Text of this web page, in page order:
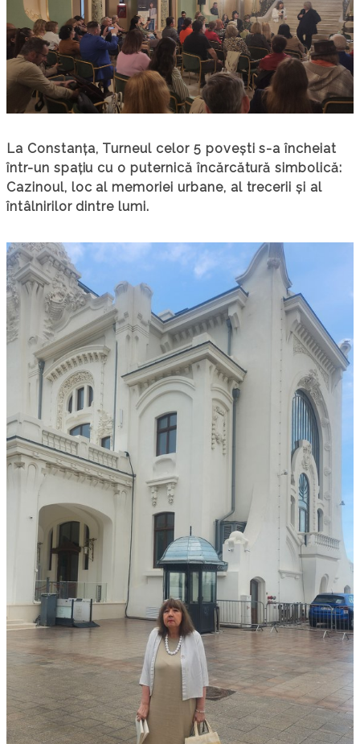
La Constanța, Turneul celor 5 povești s-a încheiat
într-un spațiu cu o puternică încărcătură simbolică:
Cazinoul, loc al memoriei urbane, al trecerii și al
întâlnirilor dintre lumi.